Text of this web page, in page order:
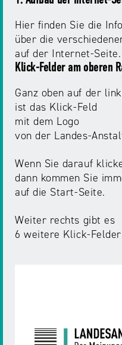
NRW
Werbung
für
mediale
Partizipation
Roadshow
gegen
Desinformation
Safer
Internet
Day
Elternabende
Hier finden Sie die
über die
auf der Internet-Seite.
Klick-Felder am oberen
Ganz oben auf der
ist das Klick-Feld
mit dem Logo
von der Landes-
Wenn Sie darauf
dann kommen Sie
auf die Start-Seite.
Weiter rechts gibt es
6 weitere Klick-